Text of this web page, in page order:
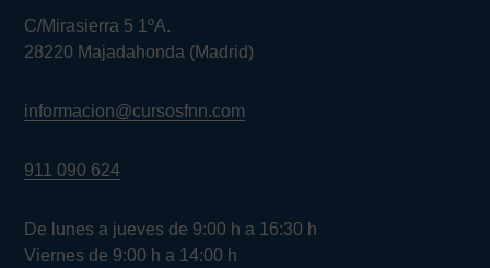
C/Mirasierra 5 1ºA.
28220 Majadahonda (Madrid)
informacion@cursosfnn.com
911 090 624
De lunes a jueves de 9:00 h a 16:30 h
Viernes de 9:00 h a 14:00 h